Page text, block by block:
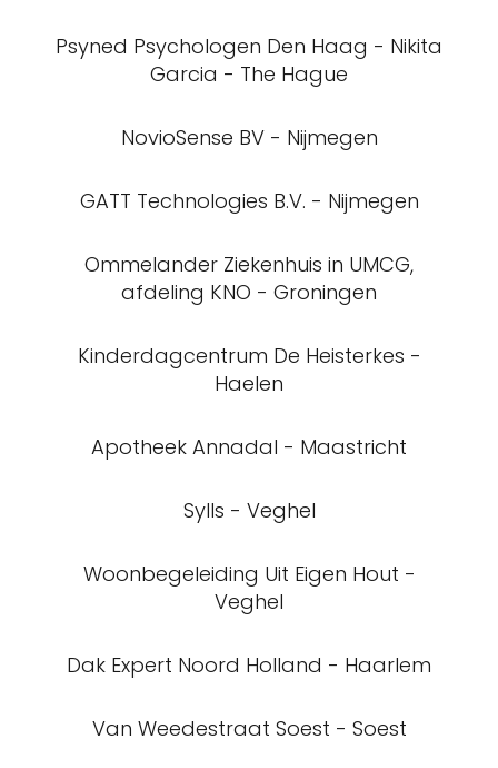
Psyned Psychologen Den Haag - Nikita
Garcia - The Hague
NovioSense BV - Nijmegen
GATT Technologies B.V. - Nijmegen
Ommelander Ziekenhuis in UMCG,
afdeling KNO - Groningen
Kinderdagcentrum De Heisterkes -
Haelen
Apotheek Annadal - Maastricht
Sylls - Veghel
Woonbegeleiding Uit Eigen Hout -
Veghel
Dak Expert Noord Holland - Haarlem
Van Weedestraat Soest - Soest